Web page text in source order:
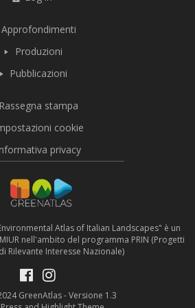
Approfondimenti
Produzioni
Pubblicazioni
Rassegna stampa
cookie
privacy
Atlas of Italian Landscapes" è un
nell'ambito del programma PRIN (Progetti
Rilevante Interesse Nazionale)
GreenAtlas - Versione 1.3